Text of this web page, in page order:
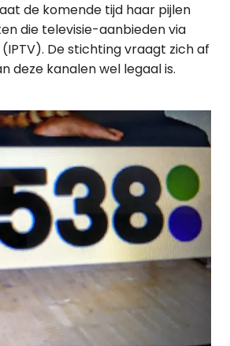
de komende tijd haar pijlen
die televisie-aanbieden via
De stichting vraagt zich af
deze kanalen wel legaal is.